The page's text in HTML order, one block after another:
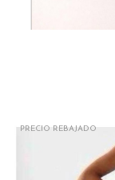
PRECIO REBAJADO